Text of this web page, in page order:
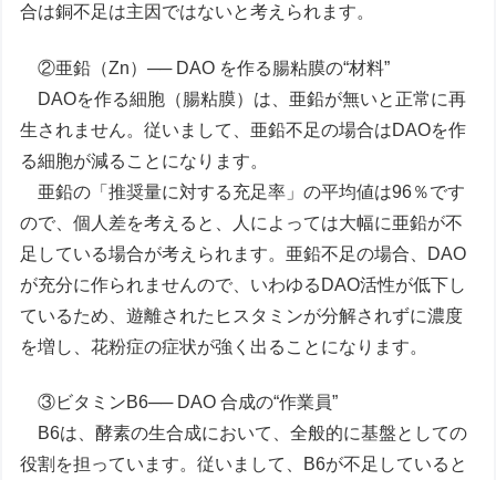
合は銅不足は主因ではないと考えられます。
②亜鉛（Zn）── DAO を作る腸粘膜の“材料”
DAOを作る細胞（腸粘膜）は、亜鉛が無いと正常に再
生されません。従いまして、亜鉛不足の場合はDAOを作
る細胞が減ることになります。
亜鉛の「推奨量に対する充足率」の平均値は96％です
ので、個人差を考えると、人によっては大幅に亜鉛が不
足している場合が考えられます。亜鉛不足の場合、DAO
が充分に作られませんので、いわゆるDAO活性が低下し
ているため、遊離されたヒスタミンが分解されずに濃度
を増し、花粉症の症状が強く出ることになります。
③ビタミンB6── DAO 合成の“作業員”
B6は、酵素の生合成において、全般的に基盤としての
役割を担っています。従いまして、B6が不足していると